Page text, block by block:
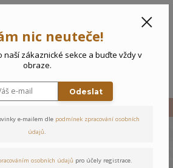
nic neuteče!
naší zákaznické sekce a buďte vždy v
obraze.
Odeslat
e-mailem dle podmínek zpracování osobních
údajů.
osobních údajů pro účely registrace.